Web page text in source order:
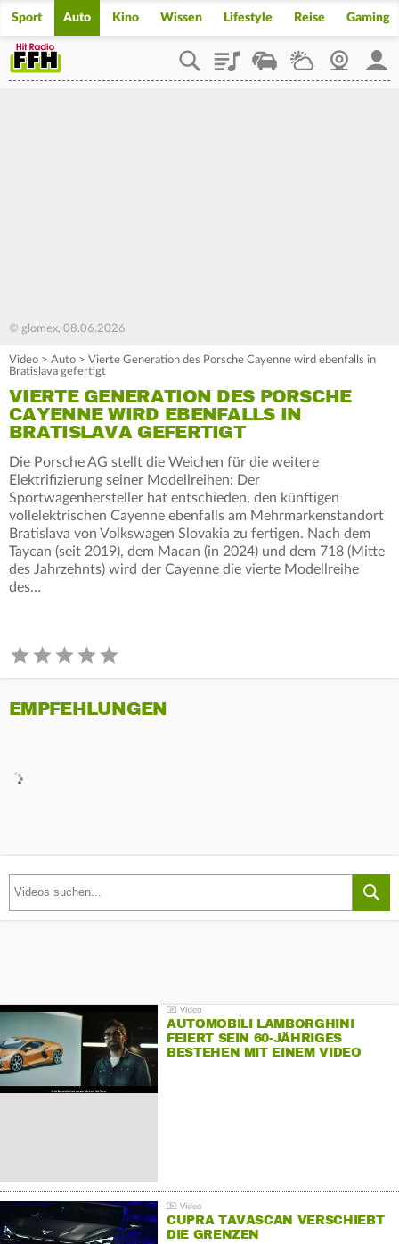
Sport Auto Kino Wissen Lifestyle Reise Gaming
PlaylistStaupilotWetterWebcam
© glomex, 08.06.2026
Video > Auto > Vierte Generation des Porsche Cayenne wird ebenfalls in
Bratislava gefertigt
VIERTE GENERATION DES PORSCHE
CAYENNE WIRD EBENFALLS IN
BRATISLAVA GEFERTIGT
Die Porsche AG stellt die Weichen für die weitere
Elektrifizierung seiner Modellreihen: Der
Sportwagenhersteller hat entschieden, den künftigen
vollelektrischen Cayenne ebenfalls am Mehrmarkenstandort
Bratislava von Volkswagen Slovakia zu fertigen. Nach dem
Taycan (seit 2019), dem Macan (in 2024) und dem 718 (Mitte
des Jahrzehnts) wird der Cayenne die vierte Modellreihe
des…
EMPFEHLUNGEN
AUTOMOBILI LAMBORGHINI
FEIERT SEIN 60-JÄHRIGES
BESTEHEN MIT EINEM VIDEO
CUPRA TAVASCAN VERSCHIEBT
DIE GRENZEN